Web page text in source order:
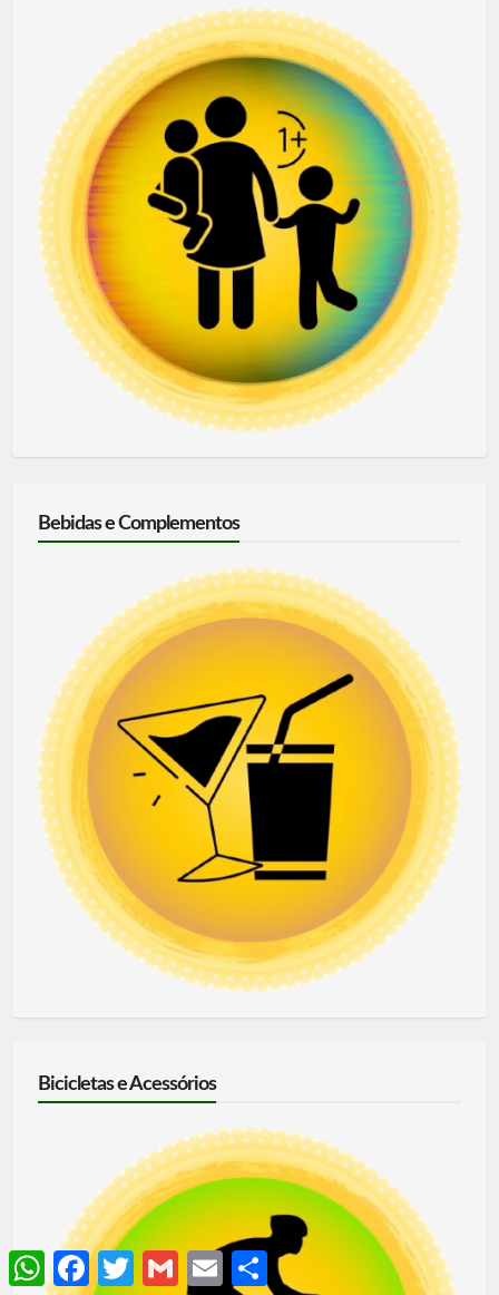
Bebidas e Complementos
Bicicletas e Acessórios
WhatsAppFacebookTwitter Gmail Email Share